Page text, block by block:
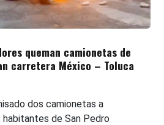
queman camionetas de
carretera México – Toluca
dos camionetas a
de San Pedro